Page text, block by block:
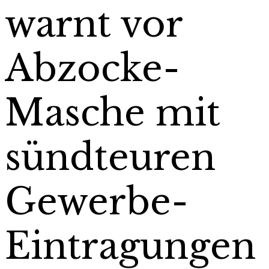
warnt vor
Abzocke-
Masche mit
sündteuren
Gewerbe-
Eintragungen